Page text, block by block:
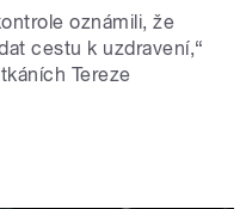
oznámili, že
cestu k uzdravení,“
Tereze